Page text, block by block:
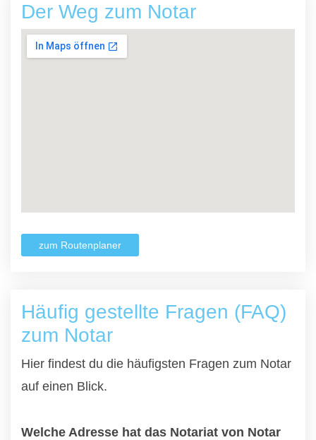
Der Weg zum Notar
zum Routenplaner
Häufig gestellte Fragen (FAQ)
zum Notar
Hier findest du die häufigsten Fragen zum Notar
auf einen Blick.
Welche Adresse hat das Notariat von Notar